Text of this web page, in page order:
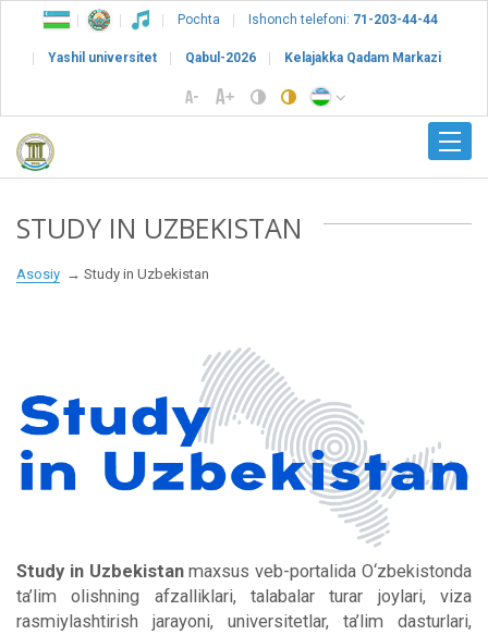
Pochta Ishonch telefoni: 71-203-44-44
Yashil universitet Qabul-2026 Kelajakka Qadam Markazi
STUDY IN UZBEKISTAN
Asosiy Study in Uzbekistan
Study in Uzbekistanmaxsus veb-portalida O‘zbekistonda
ta’lim olishning afzalliklari, talabalar turar joylari, viza
rasmiylashtirish jarayoni, universitetlar, ta’lim dasturlari,